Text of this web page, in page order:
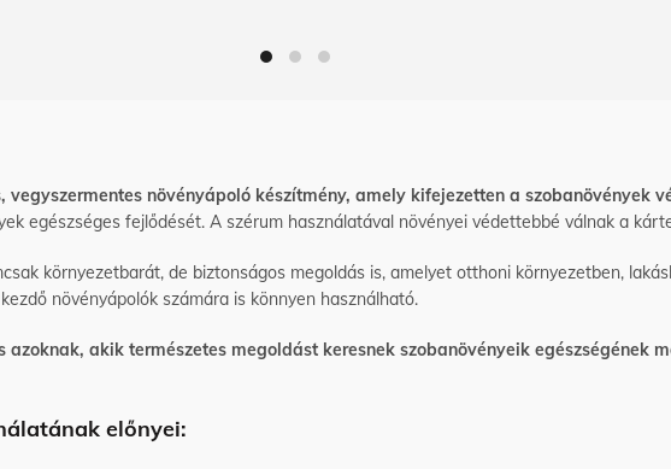
vegyszermentes növényápoló készítmény, amely kifejezetten a szobanövények
egészséges fejlődését. A szérum használatával növényei védettebbé válnak a
környezetbarát, de biztonságos megoldás is, amelyet otthoni környezetben,
növényápolók számára is könnyen használható.
akik természetes megoldást keresnek szobanövényeik egészségének
előnyei: